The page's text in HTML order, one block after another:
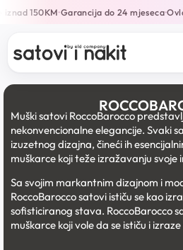
150KM•Garancija do 24 mjeseca•
Muški satovi RoccoBarocco
nekonvencionalne elegancije. Svaki
izuzetnog dizajna, čineći ih
muškarce koji teže izražavanju svoje
Sa svojim markantnim dizajnom i
RoccoBarocco satovi ističu se kao
sofisticiranog stava. RoccoBarocco
muškarce koji vole da se ističu i